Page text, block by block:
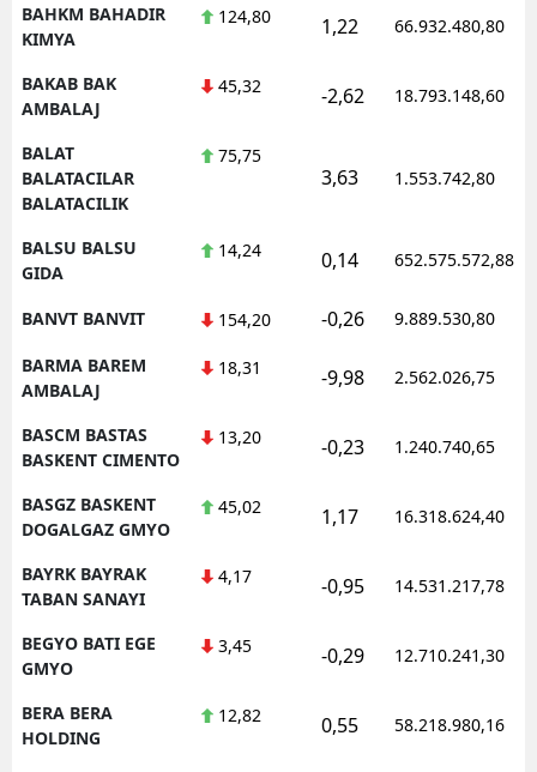
BAHKM BAHADIR
KIMYA
124,80 1,22 66.932.480,80
BAKAB BAK
AMBALAJ
45,32 -2,62 18.793.148,60
BALAT
BALATACILAR
BALATACILIK
75,75
3,63 1.553.742,80
BALSU BALSU
GIDA
14,24 0,14 652.575.572,88
BANVT BANVIT 154,20 -0,26 9.889.530,80
BARMA BAREM
AMBALAJ
18,31 -9,98 2.562.026,75
BASCM BASTAS
BASKENT CIMENTO
13,20 -0,23 1.240.740,65
BASGZ BASKENT
DOGALGAZ GMYO
45,02 1,17 16.318.624,40
BAYRK BAYRAK
TABAN SANAYI
4,17 -0,95 14.531.217,78
BEGYO BATI EGE
GMYO
3,45 -0,29 12.710.241,30
BERA BERA
HOLDING
12,82 0,55 58.218.980,16